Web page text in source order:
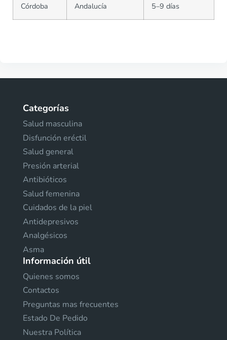
Córdoba Andalucía 5–9 días
Categorías
Salud masculina
Disfunción eréctil
Salud general
Presión arterial
Antibióticos
Salud femenina
Cuidados de la piel
Antidepresivos
Analgésicos
Asma
Información útil
Quienes somos
Contactos
Preguntas mas frecuentes
Estado De Pedido
Nuestra Política